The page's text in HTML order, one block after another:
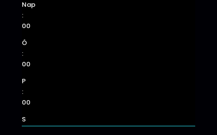
Nap
:
00
Ó
:
00
P
:
00
S